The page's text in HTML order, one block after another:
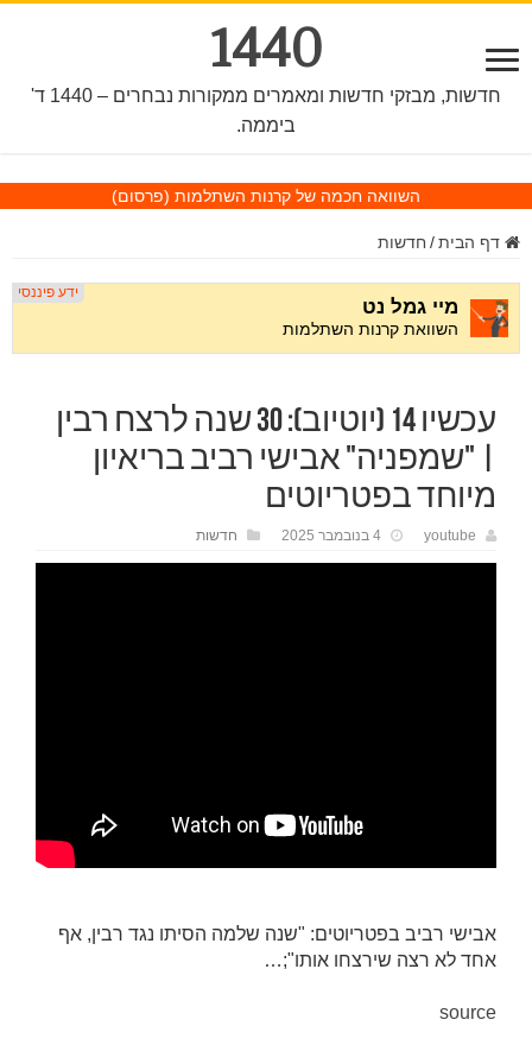
1440
חדשות, מבזקי חדשות ומאמרים ממקורות נבחרים – 1440 ד'
ביממה.
השוואה חכמה של קרנות השתלמות (פרסום)
דף הבית / חדשות
עכשיו 14 (יוטיוב): 30 שנה לרצח רבין
| "שמפניה" אבישי רביב בריאיון
מיוחד בפטריוטים
youtube 4 בנובמבר 2025 חדשות
אבישי רביב בפטריוטים: "שנה שלמה הסיתו נגד רבין, אף
אחד לא רצה שירצחו אותו";…
source